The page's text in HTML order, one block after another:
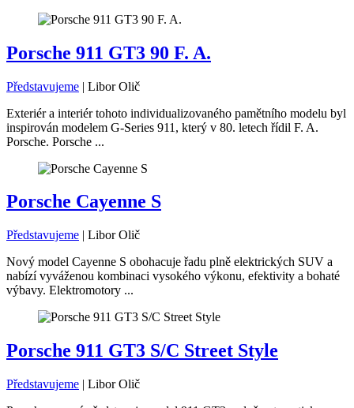
Porsche 911 GT3 90 F. A.
Představujeme | Libor Olič
Exteriér a interiér tohoto individualizovaného pamětního modelu byl
inspirován modelem G-Series 911, který v 80. letech řídil F. A.
Porsche. Porsche ...
Porsche Cayenne S
Představujeme | Libor Olič
Nový model Cayenne S obohacuje řadu plně elektrických SUV a
nabízí vyváženou kombinaci vysokého výkonu, efektivity a bohaté
výbavy. Elektromotory ...
Porsche 911 GT3 S/C Street Style
Představujeme | Libor Olič